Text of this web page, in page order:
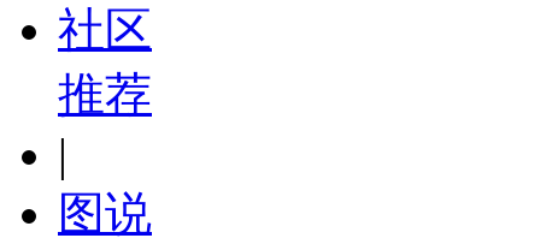
社区
推荐
|
图说